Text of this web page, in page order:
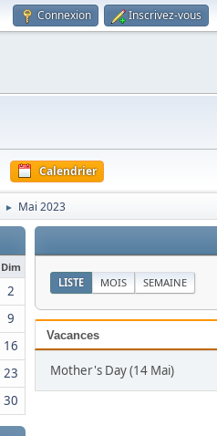
Connexion Inscrivez-vous
Calendrier
► Mai 2023
Dim
2
9
16
23
30
LISTE MOIS SEMAINE
Vacances
Mother's Day (14 Mai)